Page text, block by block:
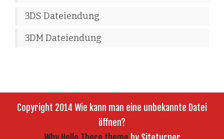
3DS Dateiendung
3DM Dateiendung
Copyright 2014 Wie kann man eine unbekannte Datei
öffnen?